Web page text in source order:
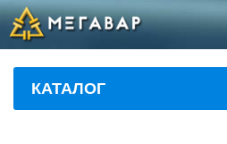
КАТАЛОГ